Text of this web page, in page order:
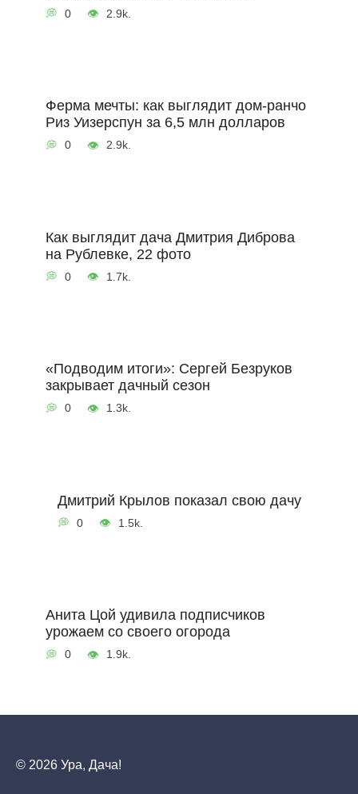
0 2.9k.
Ферма мечты: как выглядит дом-ранчо
Риз Уизерспун за 6,5 млн долларов
0 2.9k.
Как выглядит дача Дмитрия Диброва
на Рублевке, 22 фото
0 1.7k.
«Подводим итоги»: Сергей Безруков
закрывает дачный сезон
0 1.3k.
Дмитрий Крылов показал свою дачу
0 1.5k.
Анита Цой удивила подписчиков
урожаем со своего огорода
0 1.9k.
© 2026 Ура, Дача!